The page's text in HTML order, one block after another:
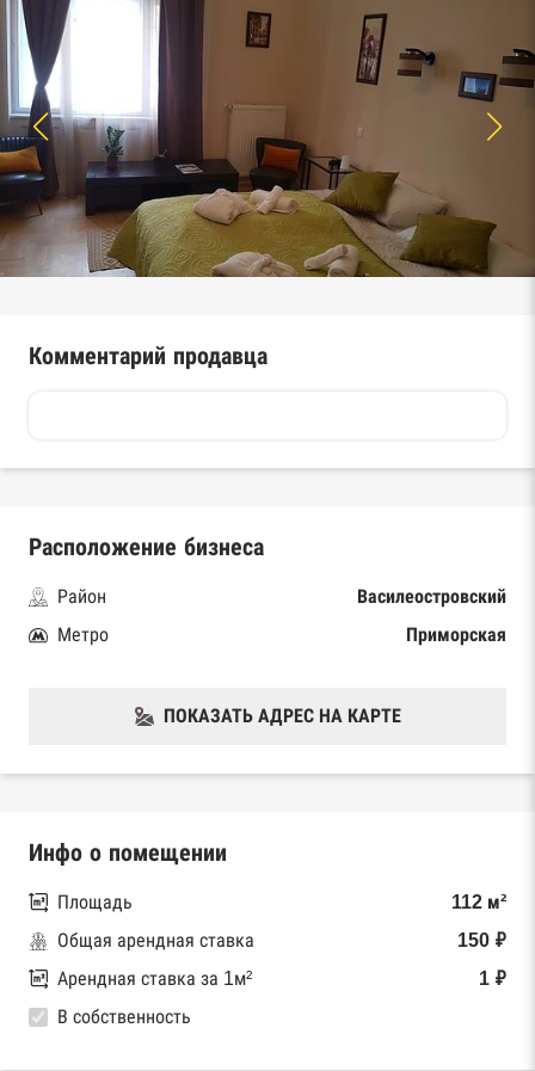
Комментарий продавца
Расположение бизнеса
Район
Василеостровский
Метро
Приморская
ПОКАЗАТЬ АДРЕС НА КАРТЕ
Инфо о помещении
Площадь
112 м²
Общая арендная ставка
150 ₽
Арендная ставка за 1м²
1 ₽
В собственность